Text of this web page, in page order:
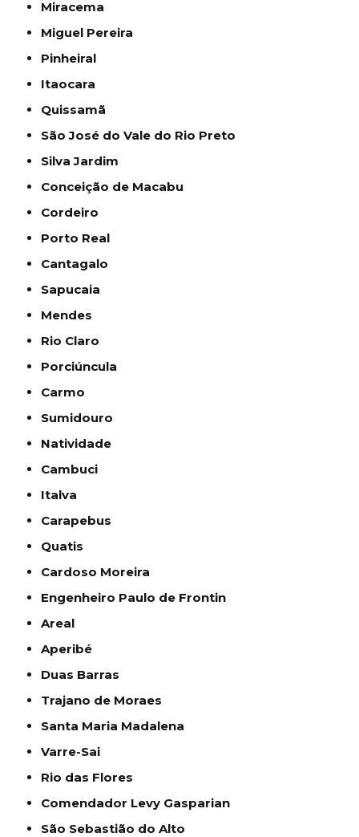
Miracema
Miguel Pereira
Pinheiral
Itaocara
Quissamã
São José do Vale do Rio Preto
Silva Jardim
Conceição de Macabu
Cordeiro
Porto Real
Cantagalo
Sapucaia
Mendes
Rio Claro
Porciúncula
Carmo
Sumidouro
Natividade
Cambuci
Italva
Carapebus
Quatis
Cardoso Moreira
Engenheiro Paulo de Frontin
Areal
Aperibé
Duas Barras
Trajano de Moraes
Santa Maria Madalena
Varre-Sai
Rio das Flores
Comendador Levy Gasparian
São Sebastião do Alto